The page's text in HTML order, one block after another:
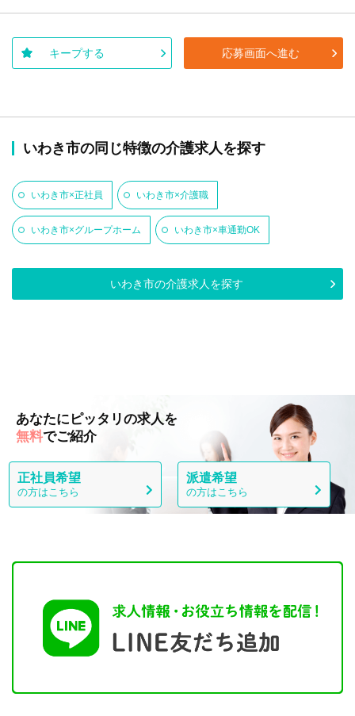
キープする 応募画面へ進む
いわき市の同じ特徴の介護求人を探す
いわき市×正社員 いわき市×介護職
いわき市×グループホーム いわき市×車通勤OK
いわき市の介護求人を探す
あなたにピッタリの求人を
無料でご紹介
正社員希望
の方はこちら
派遣希望
の方はこちら